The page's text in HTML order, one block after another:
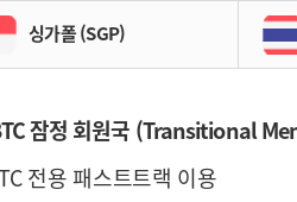
싱가폴 (SGP)
잠정 회원국 (Transitional
전용 패스트트랙 이용